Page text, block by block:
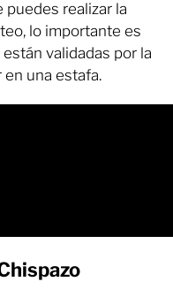
realizar la
lo importante es
validadas por la
en una estafa.